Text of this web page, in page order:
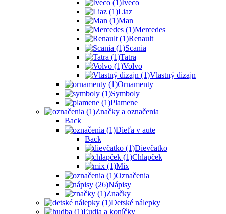
Iveco
Liaz
Man
Mercedes
Renault
Scania
Tatra
Volvo
Vlastný dizajn
Ornamenty
Symboly
Plamene
Značky a označenia
Back
Dieťa v aute
Back
Dievčatko
Chlapček
Mix
Označenia
Nápisy
Značky
Detské nálepky
Ľudia a koníčky